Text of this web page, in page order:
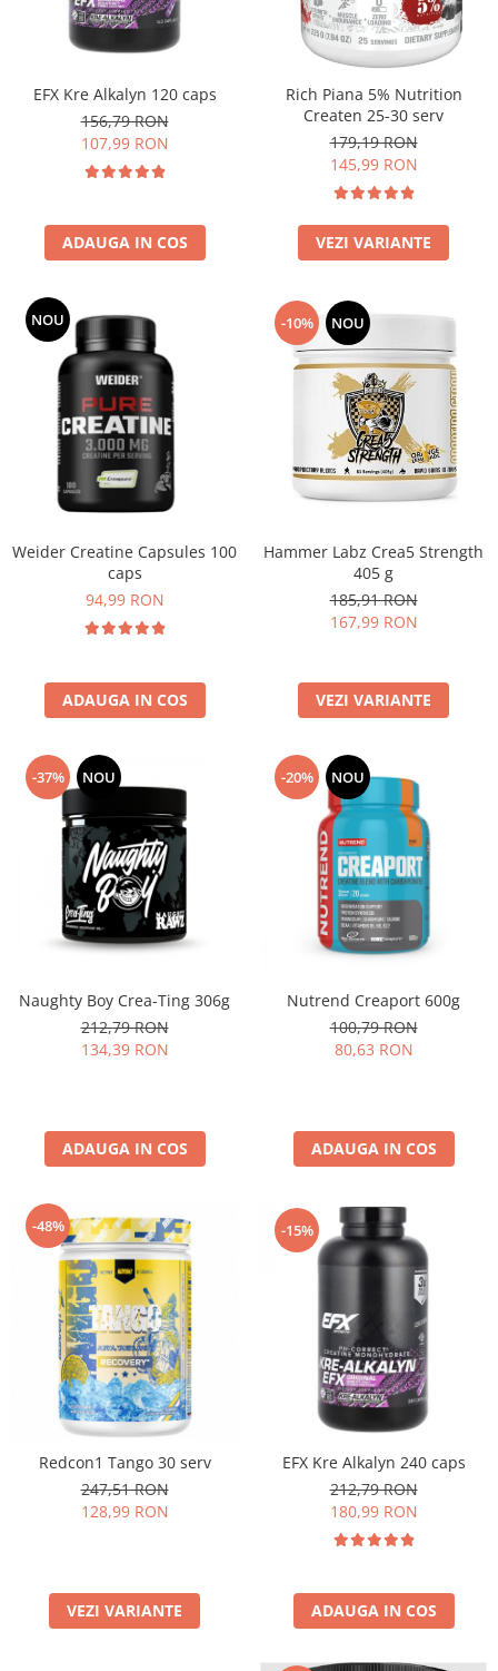
Vitamine bărbați / femei
Insulated
JNX Sports
Kaged
Kevin Levrone
Muscle Meds
Muscletech
Mutant
Neocell
Nordic Naturals
NOW Foods
Nutrend
Nutrex
Olimp Sport Nutrition
Optimum Nutrition
PerfectShaker
Power System
Pro Supps
Puritan`s Pride
Raw Nutrition
REDCON1
Revoflex
Rich Piana 5% Nutrition
Scivation
Skill Nutrition
Smart Shake
Under Armour
Universal
Zenana
EFX Kre Alkalyn 120 caps
156,79 RON
107,99 RON
ADAUGA IN COS
Rich Piana 5% Nutrition
Createn 25-30 serv
179,19 RON
145,99 RON
VEZI VARIANTE
NOU
Weider Creatine Capsules 100
caps
94,99 RON
ADAUGA IN COS
-10% NOU
Hammer Labz Crea5 Strength
405 g
185,91 RON
167,99 RON
VEZI VARIANTE
-37% NOU
Naughty Boy Crea-Ting 306g
212,79 RON
134,39 RON
ADAUGA IN COS
-20% NOU
Nutrend Creaport 600g
100,79 RON
80,63 RON
ADAUGA IN COS
-48%
Redcon1 Tango 30 serv
247,51 RON
128,99 RON
VEZI VARIANTE
-15%
EFX Kre Alkalyn 240 caps
212,79 RON
180,99 RON
ADAUGA IN COS